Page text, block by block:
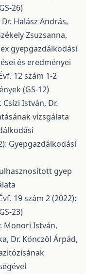
26)
Halász András,
Zsuzsanna,
gyepgazdálkodási
és eredményei
12 szám 1-2
(GS-12)
István, Dr.
vizsgálata
Gyepgazdálkodási
gyep
19 szám 2 (2022):
23)
Monori István,
Dr. Könczöl Árpád,